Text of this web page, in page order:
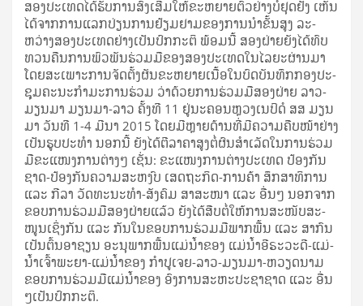
ສອງ​ປະ­ເທດ​ໄດ້​ຮັບ​ການ​ສົ່ງ­ເສີມ​ໃຫ້​ຂະ­ຫຍາຍ­ຕົວ​ຢ່າງ​ບໍ່​ຢຸດ​ຢັ້ງ ເຫັນ​
ໄດ້​ຈາກ​ການ​ແລກ­ປ່ຽນ​ການ​ຢ້ຽມ­ຢາມ​ຂອງ​ການ​ນຳ​ຂັ້ນ​ສູງ ລະ­
ຫວ່າງ​ສອງ​ປະ­ເທດ​ຢ່າງ​ເປັນ​ປົກ­ກະ­ຕິ ພ້ອມ​ນີ້ ສອງ​ຝ່າຍ​ຍັງ​ໄດ້​ທົບ​
ທວນ­ຄືນ​ການ​ພົວ­ພັນ​ຮ່ວມ​ມື​ຂອງ​ສອງ​ປະ­ເທດ​ໃນ​ໄລ­ຍະ​ຜ່ານ​ມາ
ໂດຍ​ສະ­ເພາະ​ການ­ຈັດ­ຕັ້ງ​ຜັນ​ຂະ­ຫຍາຍ​ເນື້ອ​ໃນ​ບົດ​ບັນ­ທຶກ​ກອງ​ປະ­
ຊຸມ​ຄະ­ນະ​ກຳ­ມະ­ການ​ຮ່ວມ ວ່າ​ດ້ວຍ​ການ​ຮ່ວມ​ມື​ສອງ​ຝ່າຍ ລາວ-
ມຽນ​ມາ ມຽນ​ມາ-ລາວ ຄັ້ງ​ທີ 11 ຢູ່​ນະ­ຄອນ­ຫຼວງ​ເນ​ປິ​ດໍ ສສ ມຽນ​
ມາ ວັນ​ທີ 1-4 ມີ­ນາ 2015 ໂດຍ​ມີ​ຫຼາຍ​ດ້ານ​ທີ່​ມີ​ຄວາມ​ຄືບ​ໜ້າ​ຢ່າງ​
ເປັນ​ຮູບ​ປະ​ທຳ ນອກ​ນີ້ ຍັງ​ໄດ້​ຕີ​ລາ­ຄາ​ສູງ​ຕໍ່​ຜົນ­ສຳ­ເລັດ​ໃນ​ການ​ຮ່ວມ​
ມື​ຂະ­ແໜງ­ການ​ຕ່າງໆ ເຊັ່ນ: ຂະ­ແໜງ­ການ​ຕ່າງ­ປະ­ເທດ ປ້ອງ​ກັນ​
ຊາດ-ປ້ອງ​ກັນ​ຄວາມ​ສະ­ຫງົບ ເສດ­ຖະ­ກິດ-ການ​ຄ້າ ສຶກ​ສາ​ທິ​ການ
ແລະ ກີ­ລາ ວັດ­ທະ­ນະ­ທຳ-ສັງ­ຄົມ ສາ­ສະ­ໜາ ແລະ ອື່ນໆ ນອກ­ຈາກ​
ຂອບ​ການ​ຮ່ວມ​ມື​ສອງ​ຝ່າຍ​ແລ້ວ ຍັງ​ໄດ້​ສືບ­ຕໍ່​ໃຫ້­ການ​ສະ­ໜັບ­ສະ­
ໜູນ​ເຊິ່ງ​ກັນ ແລະ ກັນ​ໃນ​ຂອບ​ການ​ຮ່ວມ​ມື​ພາກ​ພື້ນ ແລະ ສາ­ກົນ
ເປັນ­ຕົ້ນ​ອາ​ຊຽນ ອະ­ນຸ​ພາກ​ພື້ນ​ແມ່­ນ້ຳ​ຂອງ ແມ່­ນ້ຳ​ອີ​ຣະ​ວະ​ດີ-ແມ່­
ນ້ຳ​ເຈົ້າ​ພະ­ຍາ-ແມ່­ນ້ຳ​ຂອງ ກຳ­ປູ­ເຈຍ-ລາວ-ມຽນ​ມາ-ຫວຽດ­ນາມ
ຂອບ​ການ​ຮ່ວມ​ມື​ແມ່­ນ້ຳ​ຂອງ ອົງ­ການ​ສະ­ຫະ​ປະ­ຊາ​ຊາດ ແລະ ອື່ນ
ໆ​ເປັນ​ປົກ­ກະ­ຕິ.